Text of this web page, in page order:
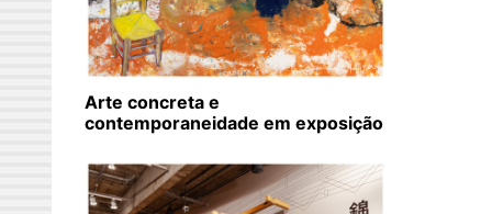
Arte concreta e
contemporaneidade em exposição